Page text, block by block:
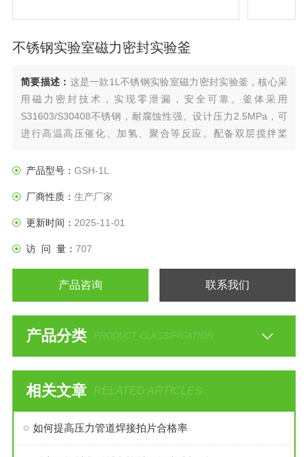
不锈钢实验室磁力密封实验釜
简要描述： 这是一款1L不锈钢实验室磁力密封实验釜，核心采
用磁力密封技术，实现零泄漏，安全可靠。釜体采用
S31603/S30408不锈钢，耐腐蚀性强。设计压力2.5MPa，可
进行高温高压催化、加氢、聚合等反应。配备双层搅拌桨
温和冷却。适用于小批量的合成、催化剂等研发实验，是理想
产品型号： GSH-1L
厂商性质： 生产厂家
更新时间： 2025-11-01
访 问 量： 707
产品咨询 联系我们
产品分类 PRODUCT CLASSIFICATION
相关文章 RELATED ARTICLES
如何提高压力管道焊接拍片合格率